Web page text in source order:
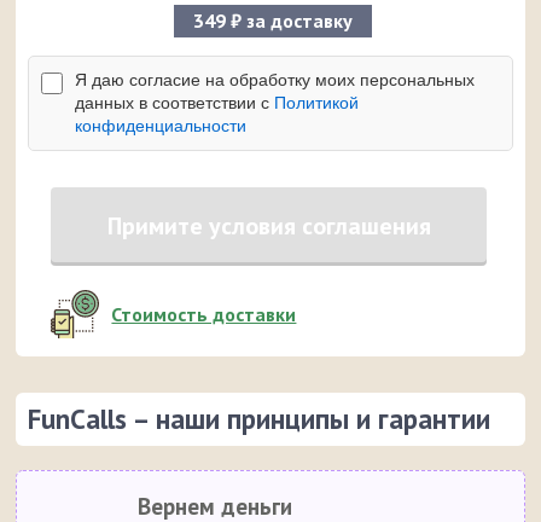
349 ₽ за доставку
Я даю согласие на обработку моих персональных
данных в соответствии с Политикой
конфиденциальности
Примите условия соглашения
Стоимость доставки
FunCalls – наши принципы и гарантии
Вернем деньги